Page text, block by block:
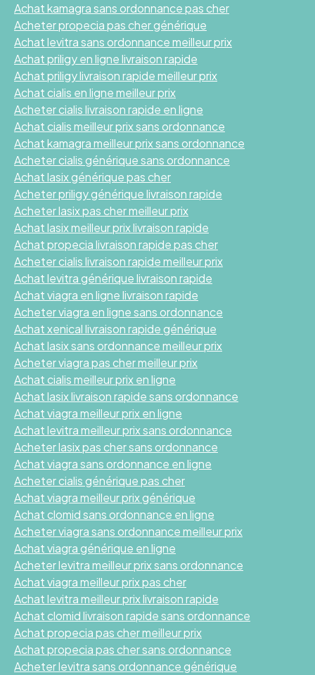
Achat kamagra sans ordonnance pas cher
Acheter propecia pas cher générique
Achat levitra sans ordonnance meilleur prix
Achat priligy en ligne livraison rapide
Achat priligy livraison rapide meilleur prix
Achat cialis en ligne meilleur prix
Acheter cialis livraison rapide en ligne
Achat cialis meilleur prix sans ordonnance
Achat kamagra meilleur prix sans ordonnance
Acheter cialis générique sans ordonnance
Achat lasix générique pas cher
Acheter priligy générique livraison rapide
Acheter lasix pas cher meilleur prix
Achat lasix meilleur prix livraison rapide
Achat propecia livraison rapide pas cher
Acheter cialis livraison rapide meilleur prix
Achat levitra générique livraison rapide
Achat viagra en ligne livraison rapide
Acheter viagra en ligne sans ordonnance
Achat xenical livraison rapide générique
Achat lasix sans ordonnance meilleur prix
Acheter viagra pas cher meilleur prix
Achat cialis meilleur prix en ligne
Achat lasix livraison rapide sans ordonnance
Achat viagra meilleur prix en ligne
Achat levitra meilleur prix sans ordonnance
Acheter lasix pas cher sans ordonnance
Achat viagra sans ordonnance en ligne
Acheter cialis générique pas cher
Achat viagra meilleur prix générique
Achat clomid sans ordonnance en ligne
Acheter viagra sans ordonnance meilleur prix
Achat viagra générique en ligne
Acheter levitra meilleur prix sans ordonnance
Achat viagra meilleur prix pas cher
Achat levitra meilleur prix livraison rapide
Achat clomid livraison rapide sans ordonnance
Achat propecia pas cher meilleur prix
Achat propecia pas cher sans ordonnance
Acheter levitra sans ordonnance générique